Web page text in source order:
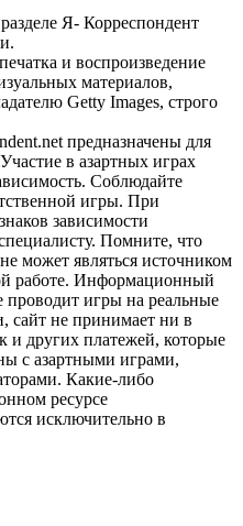
Я- Корреспондент
и воспроизведение
материалов,
Getty Images, строго
предназначены для
в азартных играх
Соблюдайте
игры. При
зависимости
Помните, что
может являться источником
работе. Информационный
проводит игры на реальные
сайт не принимает ни в
и других платежей, которые
с азартными играми,
Какие-либо
ресурсе
исключительно в